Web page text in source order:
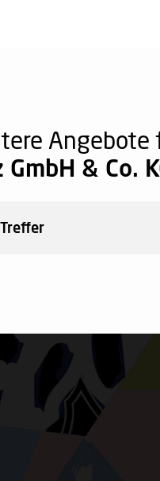
Angebote
& Co.
Treffer